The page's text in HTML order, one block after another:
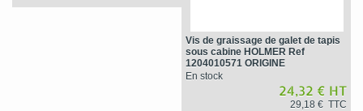
Vis de graissage de galet de tapis
sous cabine HOLMER Ref
1204010571 ORIGINE
En stock
24,32 € HT
29,18 € TTC